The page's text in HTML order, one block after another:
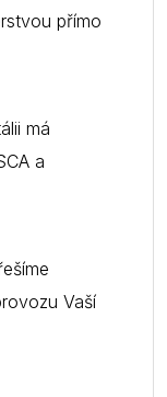
přímo
má
a
Vaší